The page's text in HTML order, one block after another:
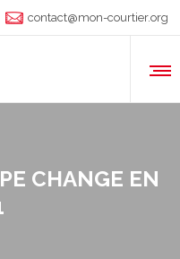
contact@mon-courtier.org
CHANGE EN